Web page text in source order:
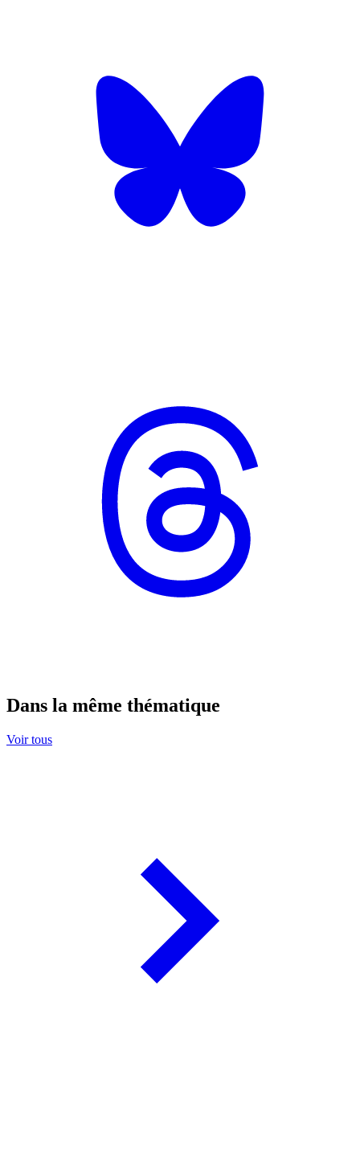
Dans la même thématique
Voir tous